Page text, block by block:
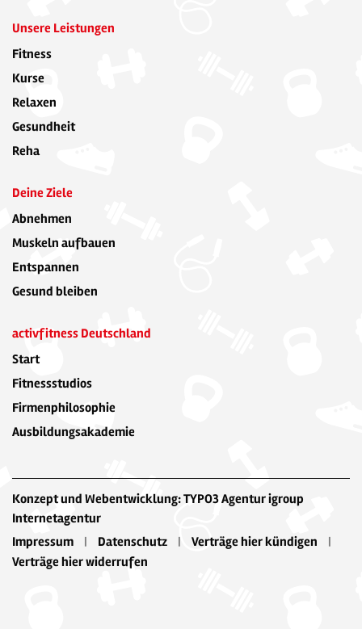
Unsere Leistungen
Fitness
Kurse
Relaxen
Gesundheit
Reha
Deine Ziele
Abnehmen
Muskeln aufbauen
Entspannen
Gesund bleiben
activfitness Deutschland
Start
Fitnessstudios
Firmenphilosophie
Ausbildungsakademie
Konzept und Webentwicklung: TYPO3 Agentur igroup
Internetagentur
Impressum
Datenschutz
Verträge hier kündigen
Verträge hier widerrufen